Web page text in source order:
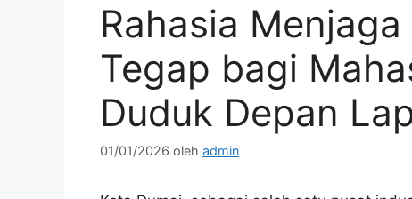
Rahasia
Tegap bagi
Duduk Depan
01/01/2026 oleh admin